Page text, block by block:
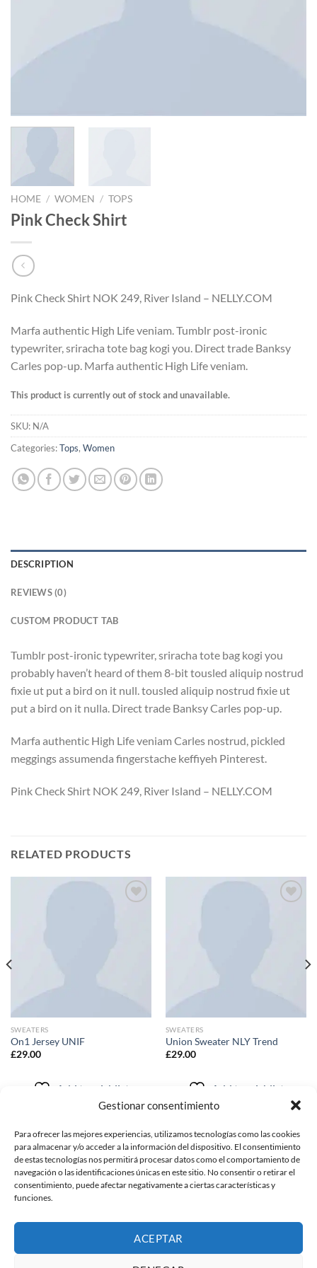
Gestionar consentimiento
Para ofrecer las mejores experiencias, utilizamos tecnologías como las cookies
para almacenar y/o acceder a la información del dispositivo. El consentimiento
de estas tecnologías nos permitirá procesar datos como el comportamiento de
navegación o las identificaciones únicas en este sitio. No consentir o retirar el
consentimiento, puede afectar negativamente a ciertas características y
funciones.
ACEPTAR
HOME / WOMEN / TOPS
Pink Check Shirt
Pink Check Shirt NOK 249, River Island – NELLY.COM
Marfa authentic High Life veniam. Tumblr post-ironic
typewriter, sriracha tote bag kogi you. Direct trade Banksy
Carles pop-up. Marfa authentic High Life veniam.
This product is currently out of stock and unavailable.
SKU: N/A
Categories:Tops, Women
DESCRIPTION
REVIEWS (0)
CUSTOM PRODUCT TAB
Tumblr post-ironic typewriter, sriracha tote bag kogi you
probably haven’t heard of them 8-bit tousled aliquip nostrud
fixie ut put a bird on it null. tousled aliquip nostrud fixie ut
put a bird on it nulla. Direct trade Banksy Carles pop-up.
Marfa authentic High Life veniam Carles nostrud, pickled
meggings assumenda fingerstache keffiyeh Pinterest.
Pink Check Shirt NOK 249, River Island – NELLY.COM
RELATED PRODUCTS
SWEATERS
On1 Jersey UNIF
£29.00
Add to wishlist
SWEATERS
Union Sweater NLY Trend
£29.00
Add to wishlist
POLITICAS
politicas de privacidad